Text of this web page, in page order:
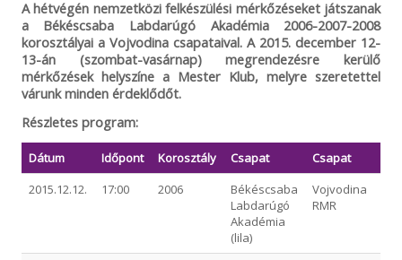
A hétvégén nemzetközi felkészülési mérkőzéseket játszanak
a Békéscsaba Labdarúgó Akadémia 2006-2007-2008
korosztályai a Vojvodina csapataival. A 2015. december 12-
13-án (szombat-vasárnap) megrendezésre kerülő
mérkőzések helyszíne a Mester Klub, melyre szeretettel
várunk minden érdeklődőt.
Részletes program:
Dátum Időpont Korosztály Csapat
Csapat
2015.12.12.
17:00 2006
Békéscsaba
Labdarúgó
Akadémia
(lila)
Vojvodina
RMR